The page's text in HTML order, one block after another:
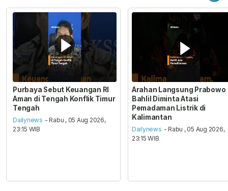
Purbaya Sebut Keuangan RI
Aman di Tengah Konflik Timur
Tengah
Dailynews - Rabu , 05 Aug 2026,
23:15 WIB
Arahan Langsung Prabowo
Bahlil Diminta Atasi
Pemadaman Listrik di
Kalimantan
Dailynews - Rabu , 05 Aug 2026,
23:15 WIB